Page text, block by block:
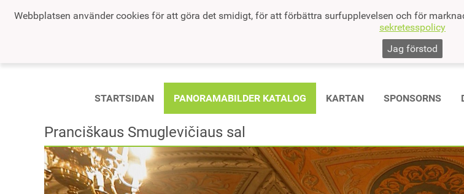
Webbplatsen använder cookies för att göra det smidigt, för att förbättra surfupplevelsen och för
sekretesspolicy
Jag förstod
STARTSIDAN PANORAMABILDER KATALOG KARTAN SPONSORNS
Pranciškaus Smuglevičiaus sal